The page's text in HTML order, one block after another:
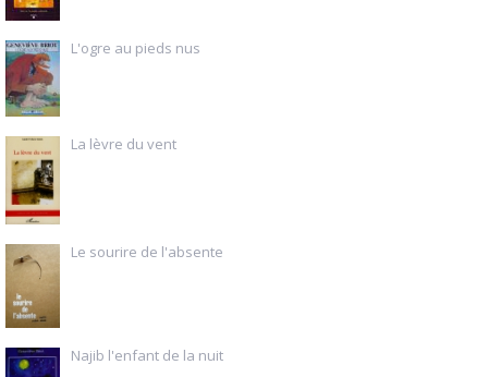
L'ogre au pieds nus
La lèvre du vent
Le sourire de l'absente
Najib l'enfant de la nuit